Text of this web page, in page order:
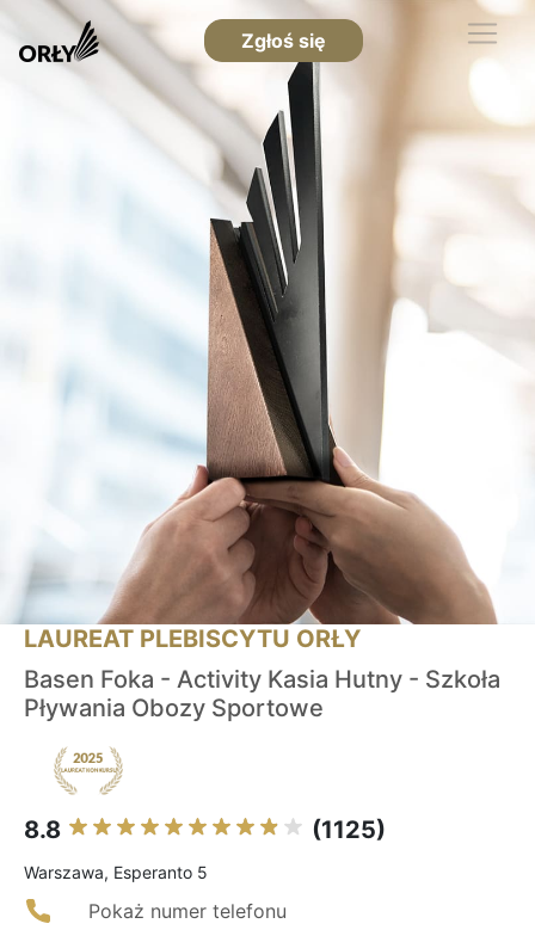
Zgłoś się
LAUREAT PLEBISCYTU ORŁY
Basen Foka - Activity Kasia Hutny - Szkoła
Pływania Obozy Sportowe
8.8 (1125)
Warszawa, Esperanto 5
Pokaż numer telefonu